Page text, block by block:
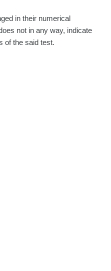
in their numerical
not in any way, indicate
of the said test.